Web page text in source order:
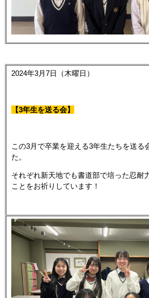
2024年3月7日（木曜日）
【3年生を送る会】
この3月で卒業を迎える3年生たちを送る
た。
それぞれ新天地でも書道部で培った忍耐
ことをお祈りしています！